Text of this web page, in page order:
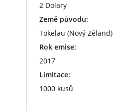
2 Dolary
Země původu:
Tokelau (Nový Zéland)
Rok emise:
2017
Limitace:
1000 kusů